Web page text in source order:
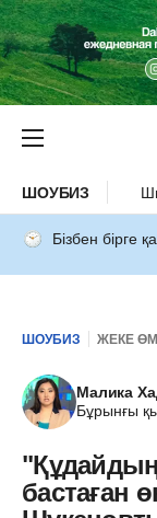
ШОУБИЗ
Бізбен бірге
ШОУБИЗ ЖЕКЕ
Малика
Бұрынғы
бастаған